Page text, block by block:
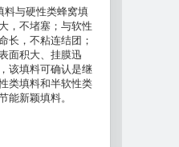
料与硬性类蜂窝填
，不堵塞；与软性
长，不粘连结团；
面积大、挂膜迅
该填料可确认是继
类填料和半软性类
能新颖填料。